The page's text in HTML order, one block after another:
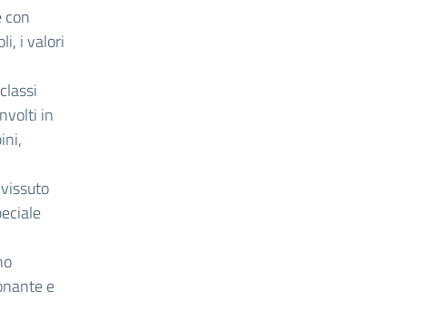
con
i valori
in
e